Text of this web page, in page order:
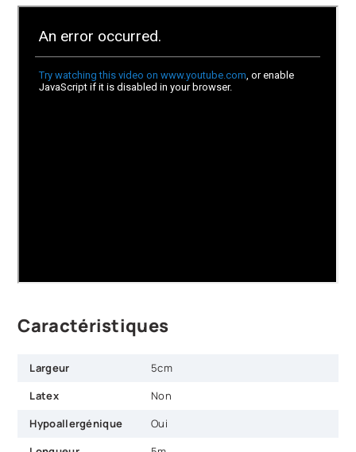
Caractéristiques
Largeur
5cm
Latex
Non
Hypoallergénique
Oui